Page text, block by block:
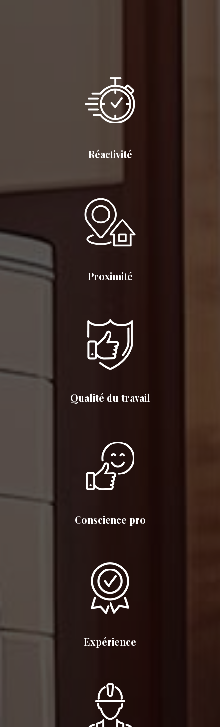
Réactivité
Proximité
Qualité du travail
Conscience pro
Expérience